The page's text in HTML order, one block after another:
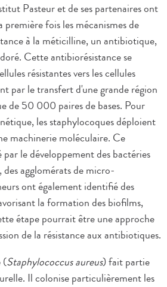
Pasteur et de ses partenaires ont
première fois les mécanismes de
à la méticilline, un antibiotique,
Cette antibiorésistance se
résistantes vers les cellules
par le transfert d'une grande région
de 50 000 paires de bases. Pour
les staphylocoques déploient
machinerie moléculaire. Ce
par le développement des bactéries
agglomérats de micro-
ont également identifié des
la formation des biofilms,
étape pourrait être une approche
de la résistance aux antibiotiques.
(Staphylococcus aureus) fait partie
Il colonise particulièrement les